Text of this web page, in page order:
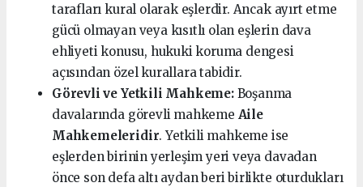
tarafları kural olarak eşlerdir. Ancak ayırt etme
gücü olmayan veya kısıtlı olan eşlerin dava
ehliyeti konusu, hukuki koruma dengesi
açısından özel kurallara tabidir.
Görevli ve Yetkili Mahkeme:Boşanma
davalarında görevli mahkeme Aile
Mahkemeleridir. Yetkili mahkeme ise
eşlerden birinin yerleşim yeri veya davadan
önce son defa altı aydan beri birlikte oturdukları